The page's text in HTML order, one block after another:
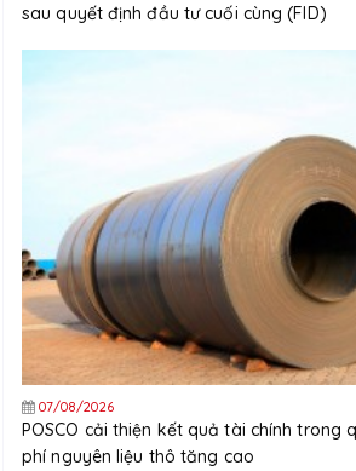
sau quyết định đầu tư cuối cùng (FID)
07/08/2026
POSCO cải thiện kết quả tài chính trong
phí nguyên liệu thô tăng cao